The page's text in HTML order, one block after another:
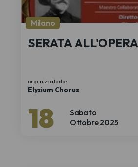
Sabato
18 Ottobre 2025
Milano
SERATA ALL'OPERA
organizzato da:
Elysium Chorus